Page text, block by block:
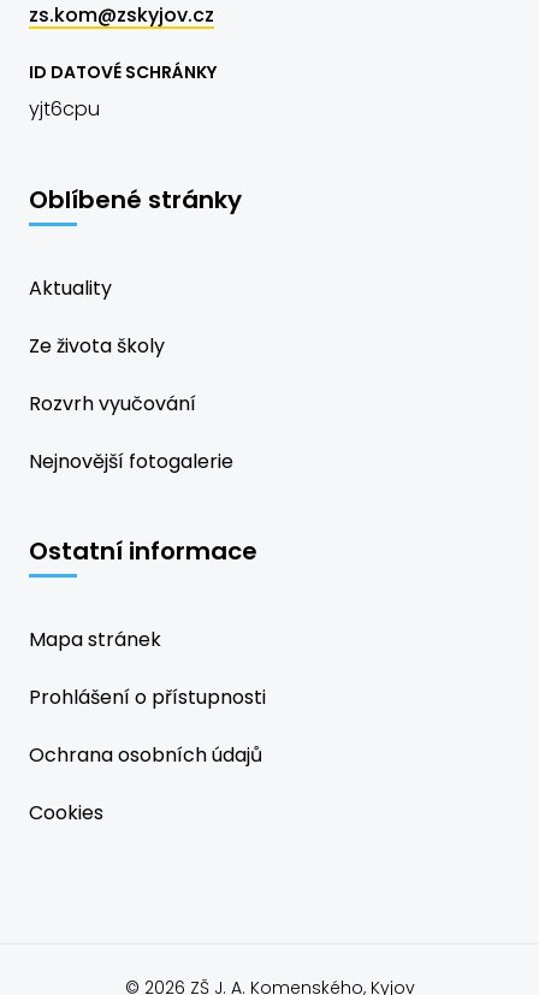
zs.kom@zskyjov.cz
ID DATOVÉ SCHRÁNKY
yjt6cpu
Oblíbené stránky
Aktuality
Ze života školy
Rozvrh vyučování
Nejnovější fotogalerie
Ostatní informace
Mapa stránek
Prohlášení o přístupnosti
Ochrana osobních údajů
Cookies
© 2026 ZŠ J. A. Komenského, Kyjov